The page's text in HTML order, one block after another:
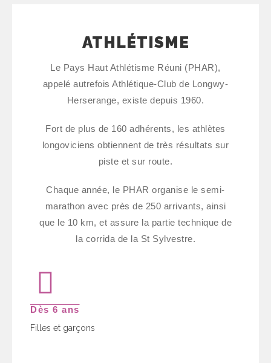
ATHLÉTISME
Le Pays Haut Athlétisme Réuni (PHAR),
appelé autrefois Athlétique-Club de Longwy-
Herserange, existe depuis 1960.
Fort de plus de 160 adhérents, les athlètes
longoviciens obtiennent de très résultats sur
piste et sur route.
Chaque année, le PHAR organise le semi-
marathon avec près de 250 arrivants, ainsi
que le 10 km, et assure la partie technique de
la corrida de la St Sylvestre.
Dès 6 ans
Filles et garçons